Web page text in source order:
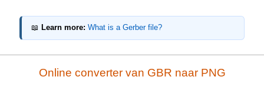
📖 Learn more: What is a Gerber file?
Online converter van GBR naar PNG